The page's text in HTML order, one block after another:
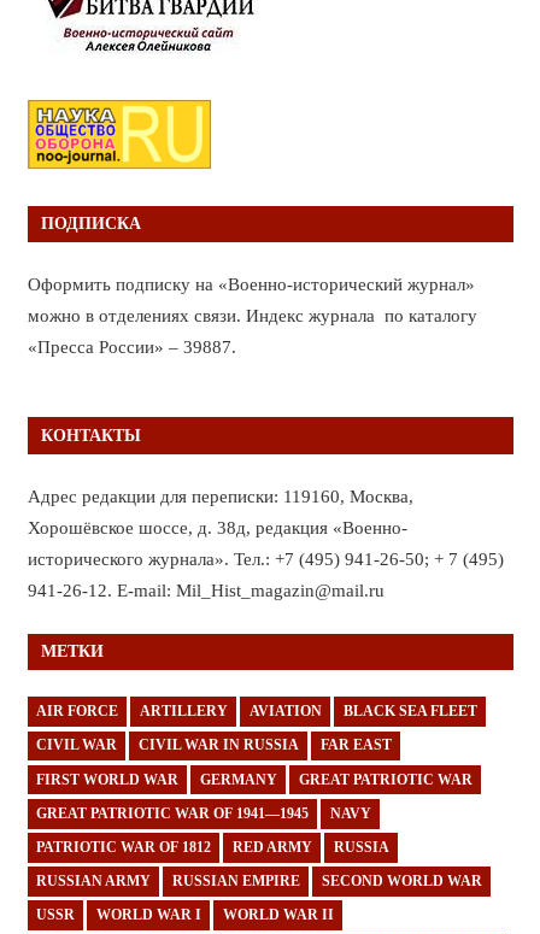
ПОДПИСКА
Оформить подписку на «Военно-исторический журнал»
можно в отделениях связи. Индекс журнала по каталогу
«Пресса России» – 39887.
КОНТАКТЫ
Адрес редакции для переписки: 119160, Москва,
Хорошёвское шоссе, д. 38д, редакция «Военно-
исторического журнала». Тел.: +7 (495) 941-26-50; + 7 (495)
941-26-12. E-mail: Mil_Hist_magazin@mail.ru
МЕТКИ
AIR FORCE ARTILLERY AVIATION BLACK SEA FLEET
CIVIL WAR CIVIL WAR IN RUSSIA FAR EAST
FIRST WORLD WAR GERMANY GREAT PATRIOTIC WAR
GREAT PATRIOTIC WAR OF 1941—1945 NAVY
PATRIOTIC WAR OF 1812 RED ARMY RUSSIA
RUSSIAN ARMY RUSSIAN EMPIRE SECOND WORLD WAR
USSR WORLD WAR I WORLD WAR II